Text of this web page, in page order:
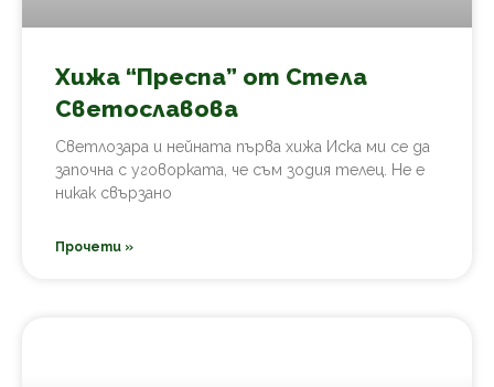
Хижа “Преспа” от Стела
Светославова
Светлозара и нейната първа хижа Иска ми се да
започна с уговорката, че съм зодия телец. Не е
никак свързано
Прочети »